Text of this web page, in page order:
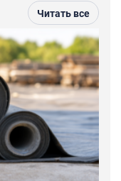
Читать все